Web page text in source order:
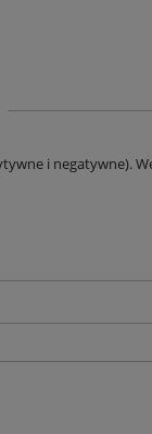
i negatywne).